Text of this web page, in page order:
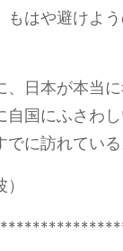
もはや避けよ
日本が本当
自国にふさわ
に訪れている